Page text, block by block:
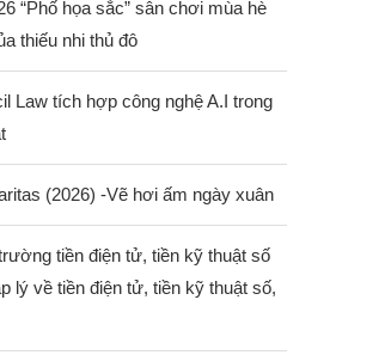
“Phố họa sắc” sân chơi mùa hè
thiếu nhi thủ đô
Law tích hợp công nghệ A.I trong
(2026) -Vẽ hơi ấm ngày xuân
tiền điện tử, tiền kỹ thuật số
lý về tiền điện tử, tiền kỹ thuật số,